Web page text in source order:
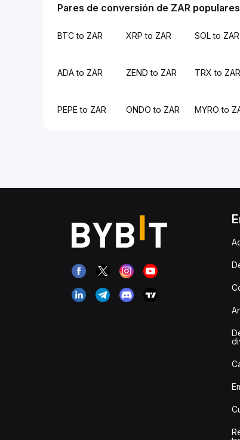
Pares de conversión de ZAR populares
BTC to ZAR XRP to ZAR SOL to ZAR
ADA to ZAR ZEND to ZAR TRX to ZAR
PEPE to ZAR ONDO to ZAR MYRO to